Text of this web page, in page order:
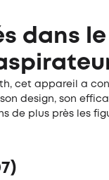
dans le
cet appareil a
design, son
de plus près les